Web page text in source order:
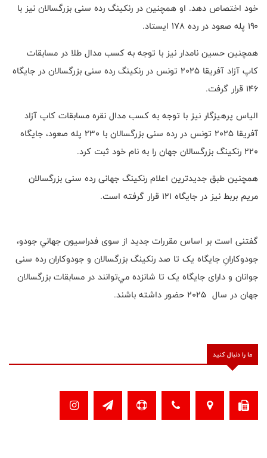
خود اختصاص دهد. او همچنین در رنکینگ رده سنی بزرگسالان نیز با
۱۹۰ پله صعود در رده ۱۷۸ ایستاد.
همچنین حسین نامدار نیز با توجه به کسب مدال طلا در مسابقات
کاپ آزاد آفریقا ۲۰۲۵ تونس در رنکینگ رده سنی بزرگسالان در جایگاه
۱۴۶ قرار گرفت.
الیاس پرهیزگار نیز با توجه به کسب مدال نقره مسابقات کاپ آزاد
آفریقا ۲۰۲۵ تونس در رده سنی بزرگسالان با ۲۳۰ پله صعود، جایگاه
۲۲۰ رنکینگ بزرگسالان جهان را به نام خود ثبت کرد.
همچنین طبق جدیدترین اعلام رنکینگ جهانی رده سنی بزرگسالان
مریم بربط نیز‌ در جایگاه ۱۲۱ قرار گرفته است.
گفتنی است بر اساس مقررات جديد از سوی فدراسيون جهاني جودو،
جودوكارانِ جایگاه یک تا صد رنكينگ بزرگسالان و جودوکاران رده سنی
جوانان و دارای جایگاه یک تا شانزده مي‌توانند در مسابقات بزرگسالان
جهان در سال ٢٠٢٥ حضور داشته باشند.
ما را دنبال کنید